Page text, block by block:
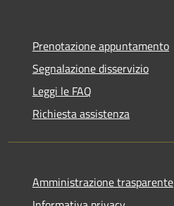
Prenotazione appuntamento
Segnalazione disservizio
Leggi le FAQ
Richiesta assistenza
Amministrazione trasparente